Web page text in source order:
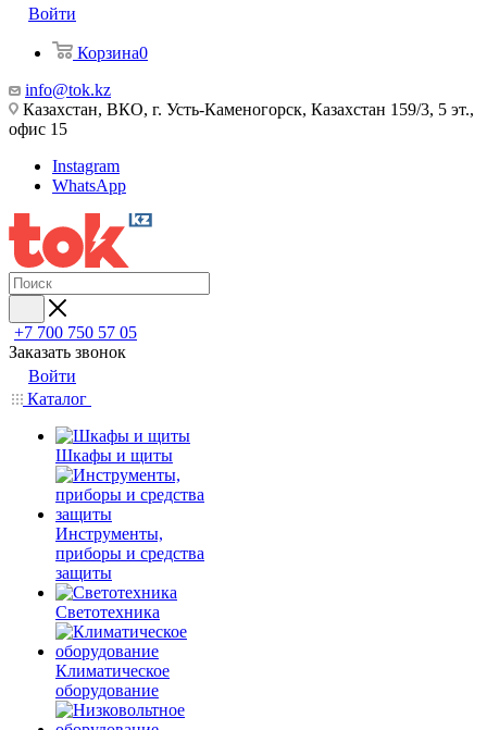
Войти
Корзина0
info@tok.kz
Казахстан, ВКО, г. Усть-Каменогорск, Казахстан 159/3, 5 эт.,
офис 15
Instagram
WhatsApp
+7 700 750 57 05
Заказать звонок
Войти
Каталог
Шкафы и щиты
Инструменты,
приборы и средства
защиты
Светотехника
Климатическое
оборудование